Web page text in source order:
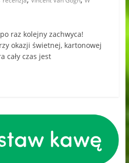
raz kolejny zachwyca!
okazji świetnej, kartonowej
cały czas jest